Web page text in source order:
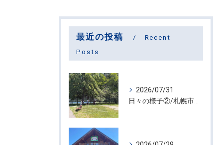
最近の投稿
Recent
Posts
2026/07/31